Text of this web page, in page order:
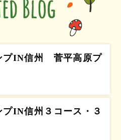
プIN信州 菅平高原プ
プIN信州３コース・３